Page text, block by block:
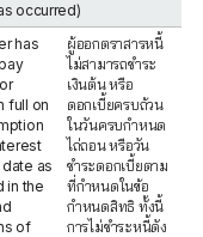
occurred)
has
full on
as
in the
of
ผู้ออกตราสารหนี้
ไม่สามารถชำระ
เงินต้น หรือ
ดอกเบี้ยครบถ้วน
ในวันครบกำหนด
ไถ่ถอน หรือวัน
ชำระดอกเบี้ยตาม
ที่กำหนดในข้อ
กำหนดสิทธิ ทั้งนี้
การไม่ชำระหนี้ดัง